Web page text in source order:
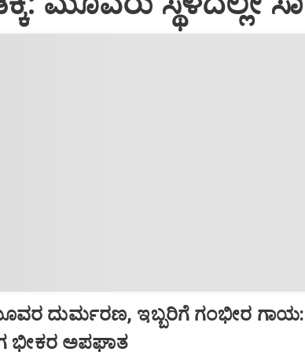
ದುರ್ಮರಣ, ಇಬ್ಬರಿಗೆ ಗಂಭೀರ ಗಾಯ:
ಭೀಕರ ಅಪಘಾತ